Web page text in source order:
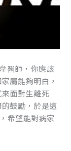
醫師，你應該
屬能夠明白，
面對生離死
鼓勵，於是這
希望能對病家